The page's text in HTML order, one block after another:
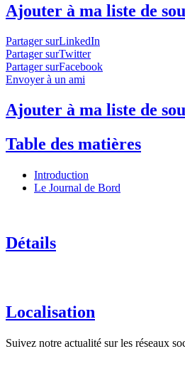
Ajouter à ma liste de
Partager surLinkedIn
Partager surTwitter
Partager surFacebook
Envoyer à un ami
Ajouter à ma liste de
Table des matières
Introduction
Le Journal de Bord
Détails
Localisation
Suivez notre actualité sur les réseaux